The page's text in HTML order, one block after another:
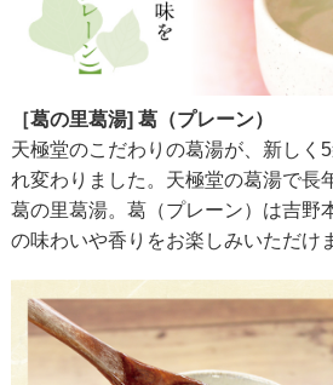
［葛の里葛湯] 葛（プレーン）
天極堂のこだわりの葛湯が、新しく
れ変わりました。天極堂の葛湯で長
葛の里葛湯。葛（プレーン）は吉野
の味わいや香りをお楽しみいただけ